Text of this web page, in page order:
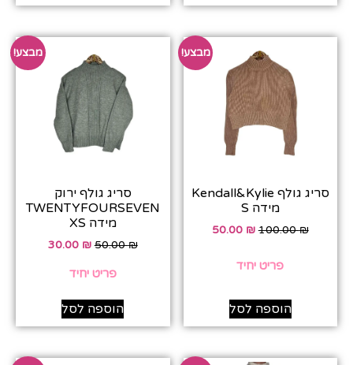
מבצע!
סריג גולף Kendall&Kylie
מידה S
100.00₪
50.00 ₪
פריט יחיד
הוספה לסל
מבצע!
סריג גולף ירוק
TWENTYFOURSEVEN
מידה XS
50.00₪
30.00 ₪
פריט יחיד
הוספה לסל